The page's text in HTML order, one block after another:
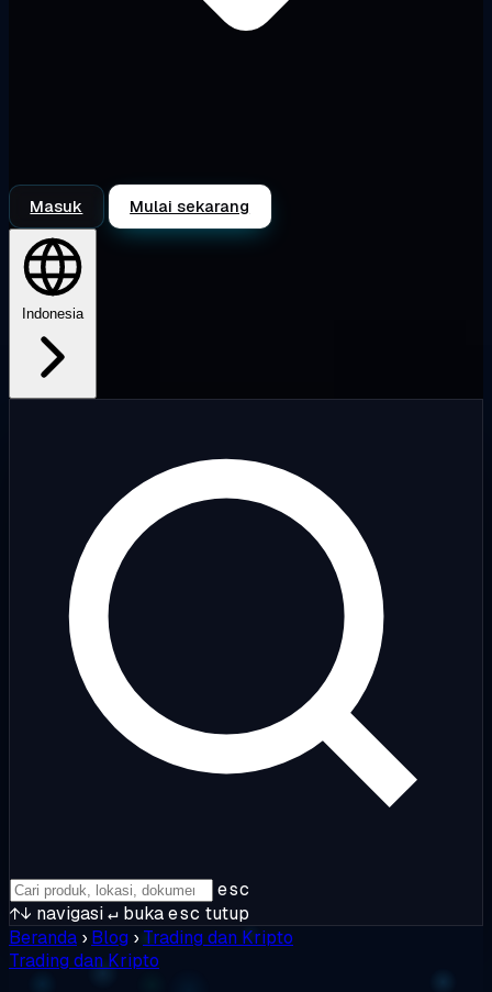
Masuk Mulai sekarang
Indonesia
esc
↑↓ navigasi↵ bukaesc tutup
Beranda › Blog › Trading dan Kripto
Trading dan Kripto